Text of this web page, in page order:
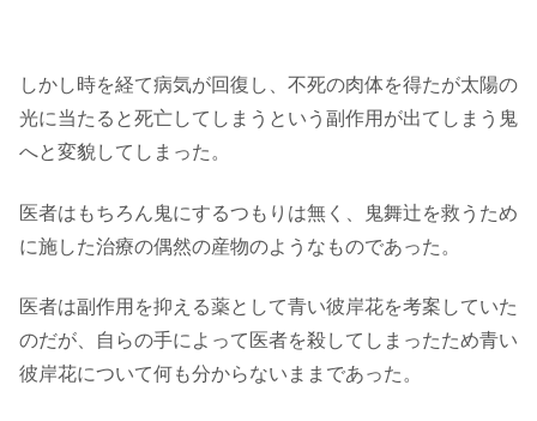
しかし時を経て病気が回復し、不死の肉体を得たが太陽の
光に当たると死亡してしまうという副作用が出てしまう鬼
へと変貌してしまった。
医者はもちろん鬼にするつもりは無く、鬼舞辻を救うため
に施した治療の偶然の産物のようなものであった。
医者は副作用を抑える薬として青い彼岸花を考案していた
のだが、自らの手によって医者を殺してしまったため青い
彼岸花について何も分からないままであった。